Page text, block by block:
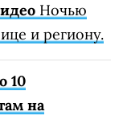
Ночью
и региону.
10
на